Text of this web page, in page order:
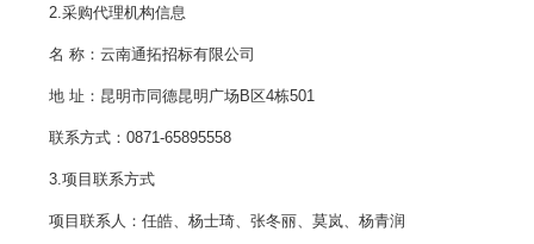
2.采购代理机构信息
名 称：云南通拓招标有限公司
地 址：昆明市同德昆明广场B区4栋501
联系方式：0871-65895558
3.项目联系方式
项目联系人：任皓、杨士琦、张冬丽、莫岚、杨青润